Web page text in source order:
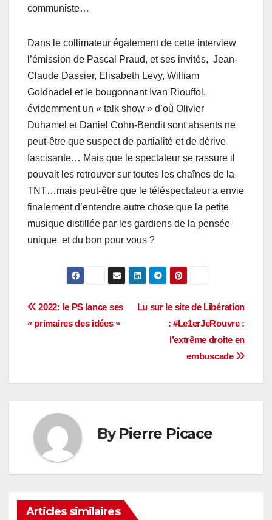
communiste…
Dans le collimateur également de cette interview
l’émission de Pascal Praud, et ses invités, Jean-
Claude Dassier, Elisabeth Levy, William
Goldnadel et le bougonnant Ivan Riouffol,
évidemment un « talk show » d’où Olivier
Duhamel et Daniel Cohn-Bendit sont absents ne
peut-être que suspect de partialité et de dérive
fascisante… Mais que le spectateur se rassure il
pouvait les retrouver sur toutes les chaînes de la
TNT…mais peut-être que le téléspectateur a envie
finalement d’entendre autre chose que la petite
musique distillée par les gardiens de la pensée
unique et du bon pour vous ?
Navigation
de
Lu sur le site de Libération
: #Le1erJeRouvre :
l’extrême droite en
embuscade
2022: le PS lance ses
« primaires des idées »
ByPierre Picace
Articles similaires